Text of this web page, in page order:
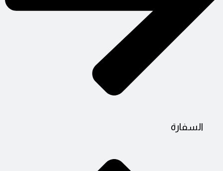
السفارة